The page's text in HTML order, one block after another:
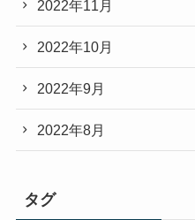
2022年11月
2022年10月
2022年9月
2022年8月
タグ